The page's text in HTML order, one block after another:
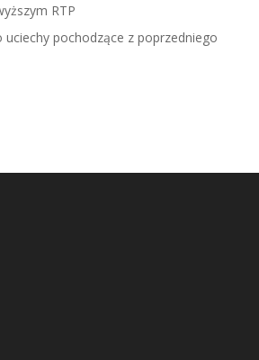
RTP
uciechy pochodzące z poprzedniego